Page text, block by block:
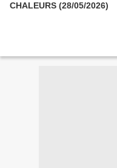
CHALEURS (28/05/2026)